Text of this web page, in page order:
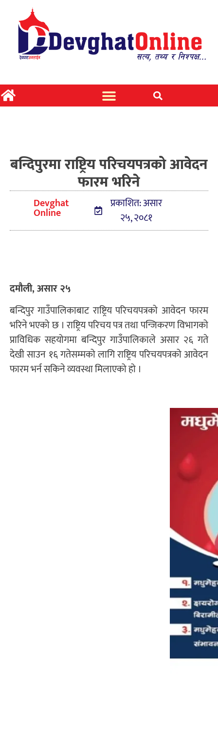
बन्दिपुरमा राष्ट्रिय परिचयपत्रको आवेदन
फारम भरिने
Devghat
Online
प्रकाशित: असार
२५, २०८१
दमौली, असार २५
बन्दिपुर गाउँपालिकाबाट राष्ट्रिय परिचयपत्रको आवेदन फारम
भरिने भएको छ । राष्ट्रिय परिचय पत्र तथा पन्जिकरण विभागको
प्राविधिक सहयोगमा बन्दिपुर गाउँपालिकाले असार २६ गते
देखी साउन १६ गतेसम्मको लागि राष्ट्रिय परिचयपत्रको आवेदन
फारम भर्न सकिने व्यवस्था मिलाएको हो ।